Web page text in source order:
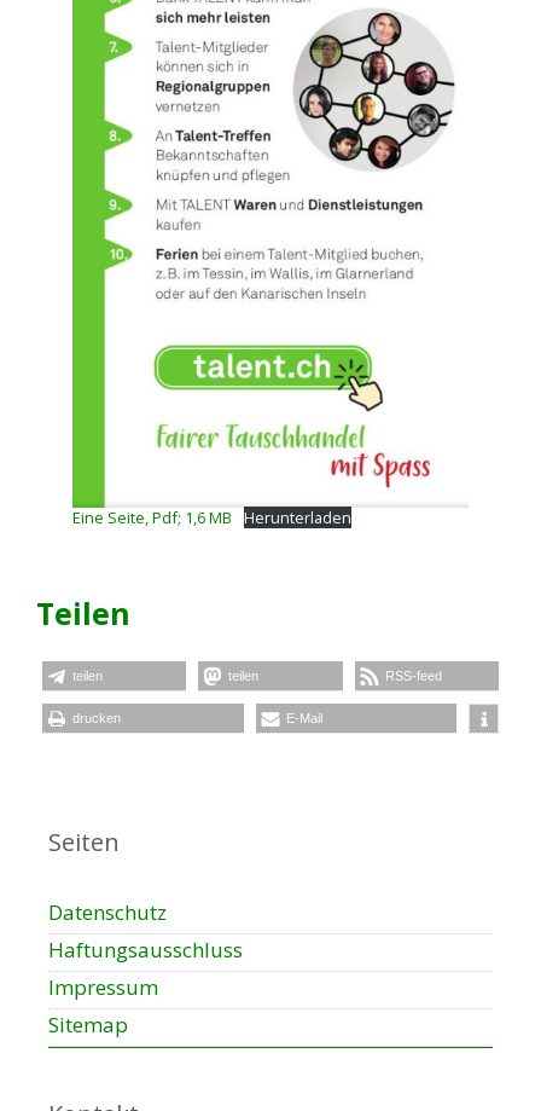
Eine Seite, Pdf; 1,6 MB Herunterladen
Teilen
teilen teilen RSS-feed
drucken E-Mail
Seiten
Datenschutz
Haftungsausschluss
Impressum
Sitemap